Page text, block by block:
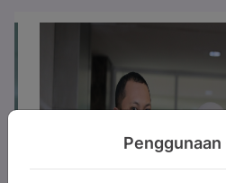
Penggunaan